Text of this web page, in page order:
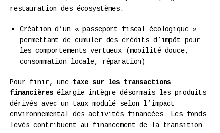
restauration des écosystèmes.
Création d’un « passeport fiscal écologique »
permettant de cumuler des crédits d’impôt pour
les comportements vertueux (mobilité douce,
consommation locale, réparation)
Pour finir, une taxe sur les transactions
financières élargie intègre désormais les produits
dérivés avec un taux modulé selon l’impact
environnemental des activités financées. Les fonds
levés contribuent au financement de la transition